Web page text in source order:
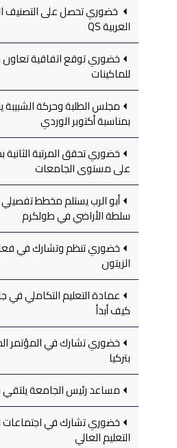
خضوري تحصل على التصنيف
العربية QS
خضوري توقع اتفاقية
للماكينات
مجلس الطلبة وحركة
بمناسبة أكتوبر الوردي
على مستوى الجامعات
أبو الرب يستلم مخطط
سلطة الأراضي في طولكرم
خضوري تنظم وتشارك في
الزيتون
عمادة التعليم التكاملي
كيف أبدأ
خضوري تشارك في المؤتمر
بتركيا
مساعد رئيس الجامعة يلتقي
خضوري تشارك في
التعليم العالي